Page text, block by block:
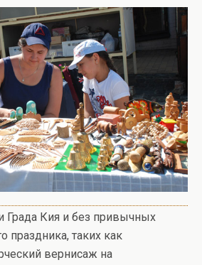
Града Кия и без привычных
праздника, таких как
вернисаж на